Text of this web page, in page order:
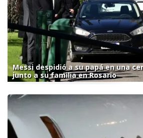
Messi despidió a su papá en una
junto a su familia en Rosario